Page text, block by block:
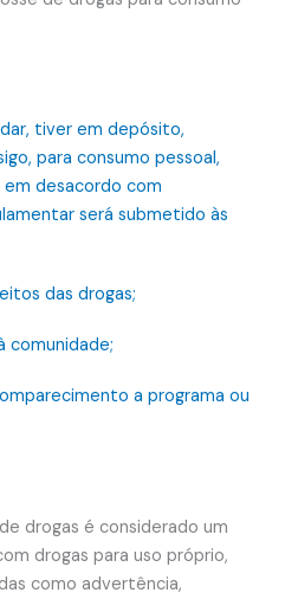
tiver em depósito,
para consumo pessoal,
desacordo com
será submetido às
das drogas;
comunidade;
a programa ou
drogas é considerado um
drogas para uso próprio,
como advertência,